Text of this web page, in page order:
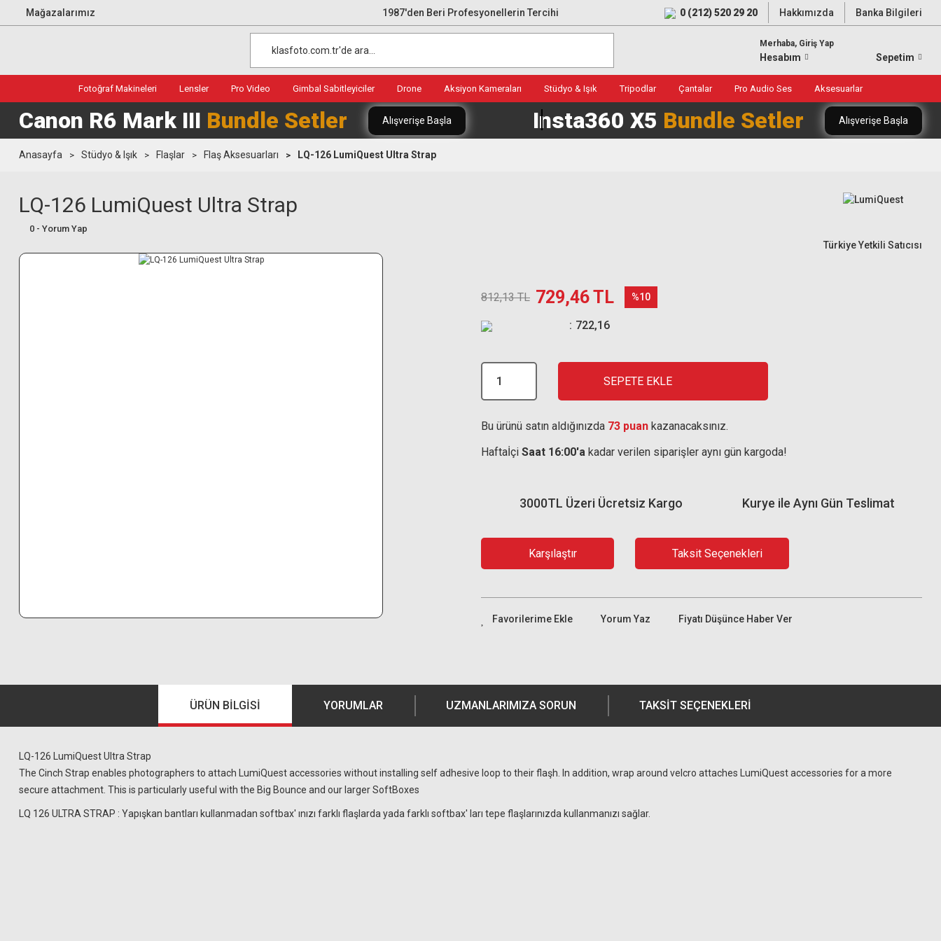
Mağazalarımız 1987'den Beri Profesyonellerin Tercihi 0 (212) 520 29 20 Hakkımızda Banka Bilgileri
Merhaba, Giriş Yap
Hesabım Sepetim
Fotoğraf Makineleri Lensler Pro Video Gimbal Sabitleyiciler Drone Aksiyon Kameraları Stüdyo & Işık Tripodlar Çantalar Pro Audio Ses Aksesuarlar
Canon R6 Mark III Bundle Setler Alışverişe Başla Insta360 X5 Bundle Setler Alışverişe Başla
Anasayfa Stüdyo & Işık Flaşlar Flaş Aksesuarları LQ-126 LumiQuest Ultra Strap
LQ-126 LumiQuest Ultra Strap
0 - Yorum Yap
Türkiye Yetkili Satıcısı
812,13 TL 729,46 TL %10
722,16
SEPETE EKLE
Bu ürünü satın aldığınızda 73 puan kazanacaksınız.
Haftaİçi Saat 16:00'a kadar verilen siparişler aynı gün kargoda!
Kurye ile Aynı Gün Teslimat
3000TL Üzeri Ücretsiz Kargo
Karşılaştır Taksit Seçenekleri
Yorum Yaz Fiyatı Düşünce Haber Ver
ÜRÜN BILGISI YORUMLAR UZMANLARIMIZA SORUN TAKSIT SEÇENEKLERI
LQ-126 LumiQuest Ultra Strap
The Cinch Strap enables photographers to attach LumiQuest accessories without installing self adhesive loop to their flaşh. In addition, wrap around velcro attaches LumiQuest accessories for a more
secure attachment. This is particularly useful with the Big Bounce and our larger SoftBoxes
LQ 126 ULTRA STRAP : Yapışkan bantları kullanmadan softbax' ınızı farklı flaşlarda yada farklı softbax' ları tepe flaşlarınızda kullanmanızı sağlar.